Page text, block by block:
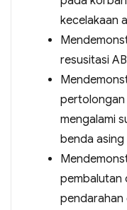
kecelakaan
resusitasi
pertolongan
mengalami
benda asing
pembalutan
pendarahan